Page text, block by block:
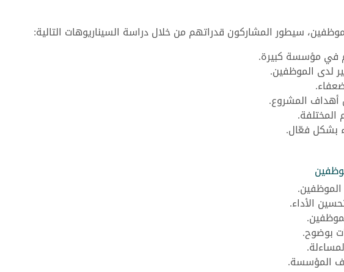
سيطور المشاركون قدراتهم من خلال دراسة السيناريوهات التالية:
في مؤسسة كبيرة.
لدى الموظفين.
أهداف المشروع.
المختلفة.
بشكل فعّال.
الموظفين.
الأداء.
بوضوح.
المؤسسة.